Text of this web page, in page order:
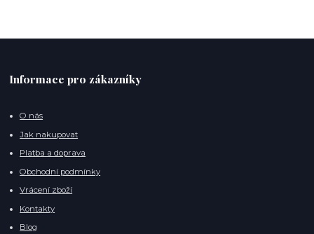
Informace pro zákazníky
O nás
Jak nakupovat
Platba a doprava
Obchodní podmínky
Vrácení zboží
Kontakty
Blog